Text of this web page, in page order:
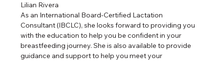
Lilian Rivera
As an International Board-Certified Lactation
Consultant (IBCLC), she looks forward to providing you
with the education to help you be confident in your
breastfeeding journey. She is also available to provide
guidance and support to help you meet your